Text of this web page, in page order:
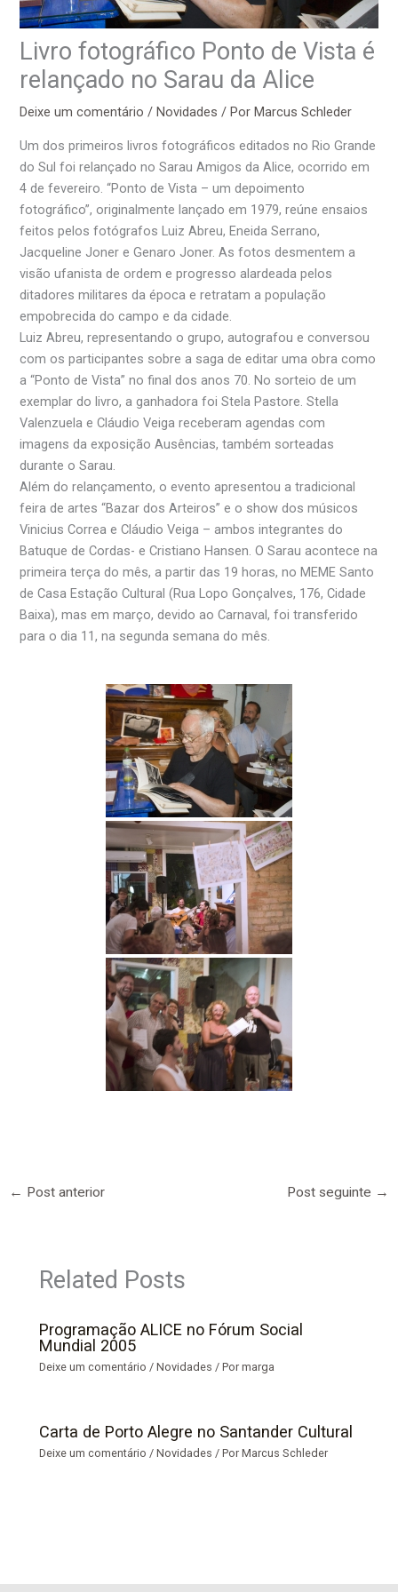
Livro fotográfico Ponto de Vista é
relançado no Sarau da Alice
Deixe um comentário /Novidades / PorMarcus Schleder
Um dos primeiros livros fotográficos editados no Rio Grande
do Sul foi relançado no Sarau Amigos da Alice, ocorrido em
4 de fevereiro. “Ponto de Vista – um depoimento
fotográfico”, originalmente lançado em 1979, reúne ensaios
feitos pelos fotógrafos Luiz Abreu, Eneida Serrano,
Jacqueline Joner e Genaro Joner. As fotos desmentem a
visão ufanista de ordem e progresso alardeada pelos
ditadores militares da época e retratam a população
empobrecida do campo e da cidade.
Luiz Abreu, representando o grupo, autografou e conversou
com os participantes sobre a saga de editar uma obra como
a “Ponto de Vista” no final dos anos 70. No sorteio de um
exemplar do livro, a ganhadora foi Stela Pastore. Stella
Valenzuela e Cláudio Veiga receberam agendas com
imagens da exposição Ausências, também sorteadas
durante o Sarau.
Além do relançamento, o evento apresentou a tradicional
feira de artes “Bazar dos Arteiros” e o show dos músicos
Vinicius Correa e Cláudio Veiga – ambos integrantes do
Batuque de Cordas- e Cristiano Hansen. O Sarau acontece na
primeira terça do mês, a partir das 19 horas, no MEME Santo
de Casa Estação Cultural (Rua Lopo Gonçalves, 176, Cidade
Baixa), mas em março, devido ao Carnaval, foi transferido
para o dia 11, na segunda semana do mês.
← Post anterior Post seguinte →
Related Posts
Programação ALICE no Fórum Social
Mundial 2005
Deixe um comentário /Novidades / Pormarga
Carta de Porto Alegre no Santander Cultural
Deixe um comentário /Novidades / PorMarcus Schleder